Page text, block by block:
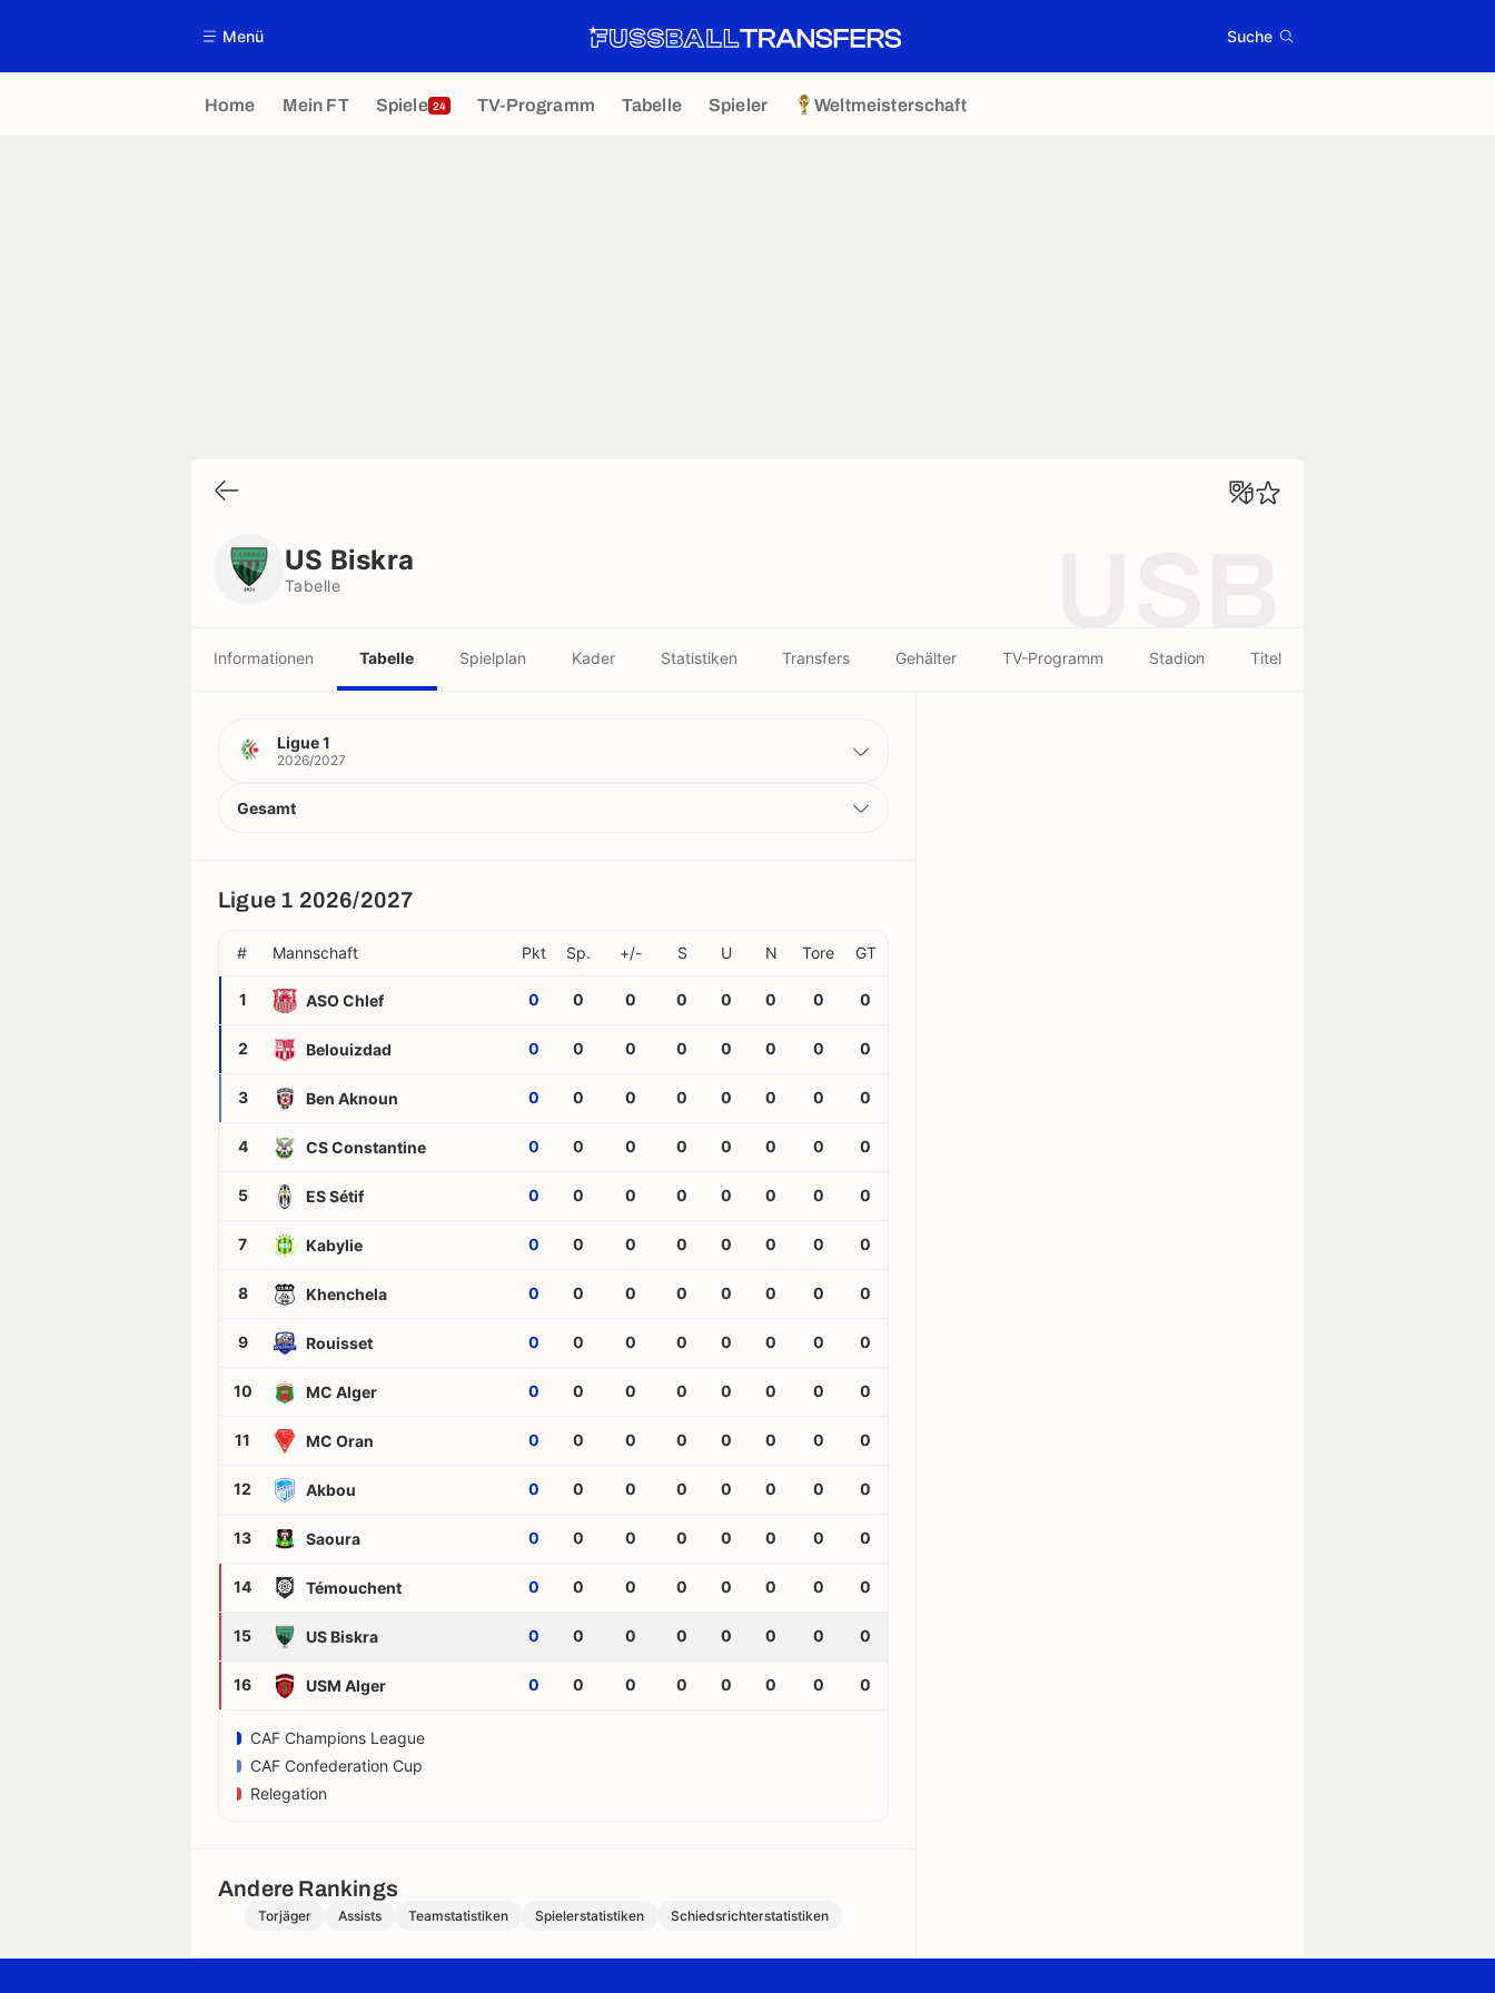
Menü Suche
Home Mein FT Spiele 24 TV-Programm Tabelle Spieler Weltmeisterschaft
US Biskra
Tabelle
Informationen Tabelle Spielplan Kader Statistiken Transfers Gehälter TV-Programm Stadion Titel
Ligue 1
2026/2027
Gesamt
Ligue 1 2026/2027
# Mannschaft Pkt Sp. +/- S U N Tore GT
1 ASO Chlef 0 0 0 0 0 0 0 0
2 Belouizdad 0 0 0 0 0 0 0 0
3 Ben Aknoun 0 0 0 0 0 0 0 0
4 CS Constantine 0 0 0 0 0 0 0 0
5 ES Sétif 0 0 0 0 0 0 0 0
7 Kabylie 0 0 0 0 0 0 0 0
8 Khenchela 0 0 0 0 0 0 0 0
9 Rouisset 0 0 0 0 0 0 0 0
10 MC Alger 0 0 0 0 0 0 0 0
11 MC Oran 0 0 0 0 0 0 0 0
12 Akbou 0 0 0 0 0 0 0 0
13 Saoura 0 0 0 0 0 0 0 0
14 Témouchent 0 0 0 0 0 0 0 0
15 US Biskra 0 0 0 0 0 0 0 0
16 USM Alger 0 0 0 0 0 0 0 0
CAF Champions League
CAF Confederation Cup
Relegation
Andere Rankings
Torjäger Assists Teamstatistiken Spielerstatistiken Schiedsrichterstatistiken